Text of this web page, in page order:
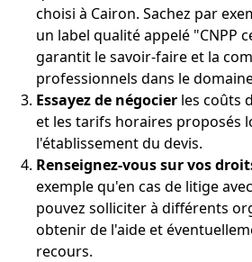
choisi à Cairon. Sachez par
un label qualité appelé "CNPP
garantit le savoir-faire et la
professionnels dans le
Essayez de négocier les coûts
et les tarifs horaires proposés
l'établissement du devis.
Renseignez-vous sur vos
exemple qu'en cas de litige
pouvez solliciter à différents
obtenir de l'aide et
recours.